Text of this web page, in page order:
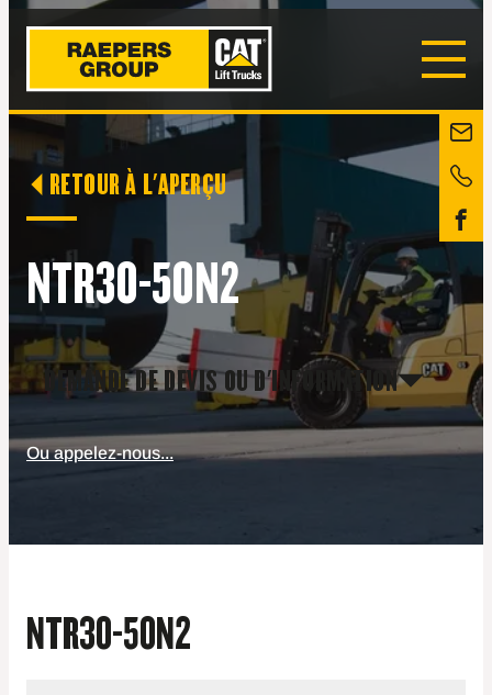
RETOUR À L'APERÇU
NTR30-50N2
DEMANDE DE DEVIS OU D'INFORMATION
Ou appelez-nous...
NTR30-50N2